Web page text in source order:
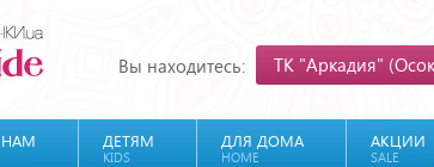
Вы находитесь: ТК "Аркадия"
ДЕТЯМ
KIDS
ДЛЯ ДОМА
HOME
АКЦИИ
SALE